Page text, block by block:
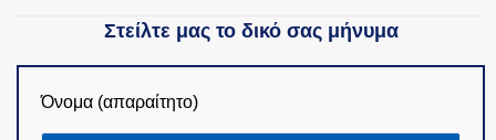
Στείλτε μας το δικό σας μήνυμα
Όνομα (απαραίτητο)